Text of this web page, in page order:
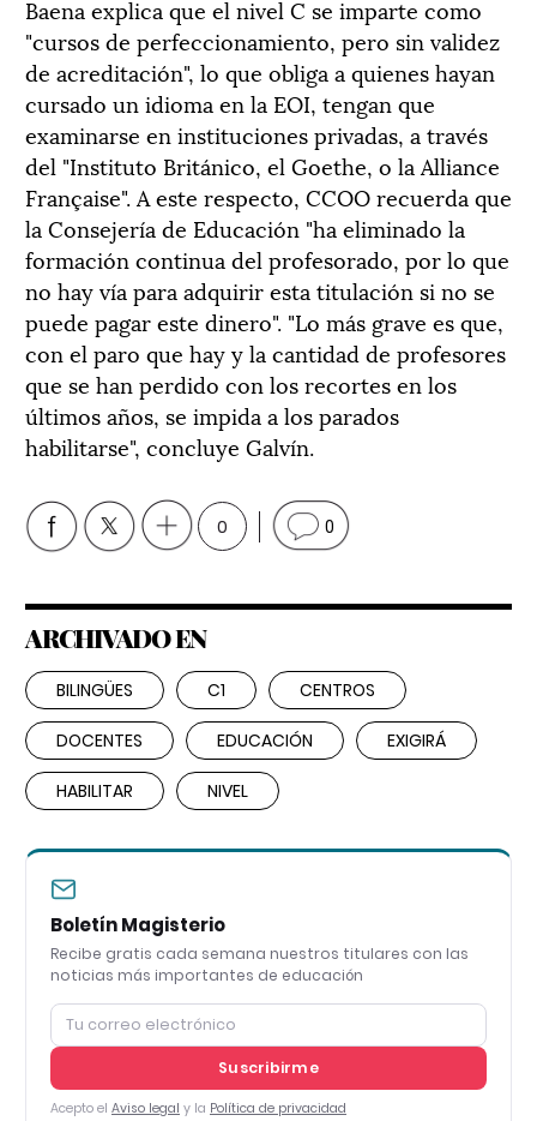
Baena explica que el nivel C se imparte como
"cursos de perfeccionamiento, pero sin validez
de acreditación", lo que obliga a quienes hayan
cursado un idioma en la EOI, tengan que
examinarse en instituciones privadas, a través
del "Instituto Británico, el Goethe, o la Alliance
Française". A este respecto, CCOO recuerda que
la Consejería de Educación "ha eliminado la
formación continua del profesorado, por lo que
no hay vía para adquirir esta titulación si no se
puede pagar este dinero". "Lo más grave es que,
con el paro que hay y la cantidad de profesores
que se han perdido con los recortes en los
últimos años, se impida a los parados
habilitarse", concluye Galvín.
0 0
ARCHIVADO EN
BILINGÜES C1 CENTROS
DOCENTES EDUCACIÓN EXIGIRÁ
HABILITAR NIVEL
Boletín Magisterio
Recibe gratis cada semana nuestros titulares con las
noticias más importantes de educación
Suscribirme
Acepto el Aviso legal y la Política de privacidad